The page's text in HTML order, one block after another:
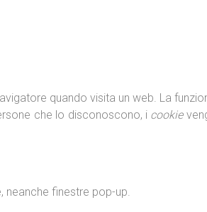
quando visita un web. La
che lo disconoscono, i cookie
neanche finestre pop-up.